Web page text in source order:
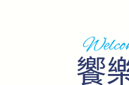
饗